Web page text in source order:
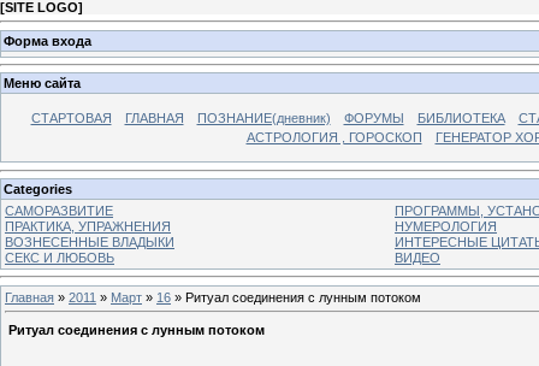
[SITE LOGO]
Форма входа
Меню сайта
СТАРТОВАЯ ГЛАВНАЯ ПОЗНАНИЕ(дневник) ФОРУМЫ БИБЛИОТЕКА
АСТРОЛОГИЯ , ГОРОСКОП
ГЕНЕРАТОР
Categories
САМОРАЗВИТИЕ
ПРОГРАММЫ,
ПРАКТИКА, УПРАЖНЕНИЯ
НУМЕРОЛОГИЯ
ВОЗНЕСЕННЫЕ ВЛАДЫКИ
ИНТЕРЕСНЫЕ
СЕКС И ЛЮБОВЬ
ВИДЕО
Главная » 2011 » Март » 16 » Ритуал соединения с лунным потоком
Ритуал соединения с лунным потоком